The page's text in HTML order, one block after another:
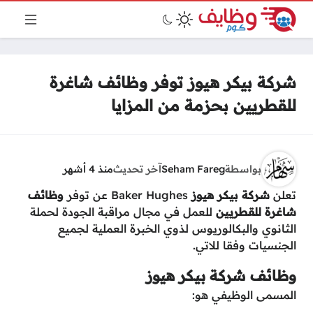
شركة بيكر هيوز توفر وظائف شاغرة
للقطريين بحزمة من المزايا
بواسطةSeham Faregآخر تحديثمنذ 4 أشهر
تعلن شركة بيكر هيوز
وظائف
شاغرة للقطريين للعمل في مجال مراقبة الجودة لحملة
الثانوي والبكالوريوس لذوي الخبرة العملية لجميع
الجنسيات وفقا للاتي.
وظائف شركة بيكر هيوز
المسمى الوظيفي هو: